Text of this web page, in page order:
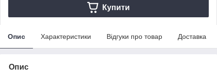
Купити
Опис Характеристики Відгуки про товар Доставка
Опис